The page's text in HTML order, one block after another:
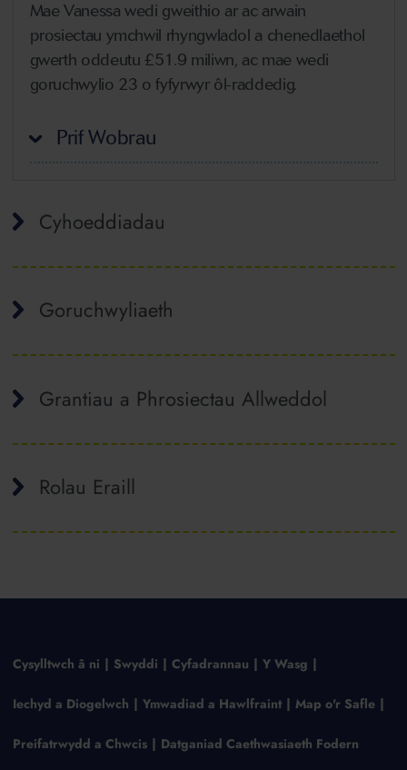
Mae Vanessa wedi gweithio ar ac arwain
prosiectau ymchwil rhyngwladol a chenedlaethol
gwerth oddeutu £51.9 miliwn, ac mae wedi
goruchwylio 23 o fyfyrwyr ôl-raddedig.
Prif Wobrau
Cyhoeddiadau
Goruchwyliaeth
Grantiau a Phrosiectau Allweddol
Rolau Eraill
Cysylltwch â ni Swyddi Cyfadrannau Y Wasg
Iechyd a Diogelwch Ymwadiad a Hawlfraint Map o'r Safle
Preifatrwydd a Chwcis Datganiad Caethwasiaeth Fodern